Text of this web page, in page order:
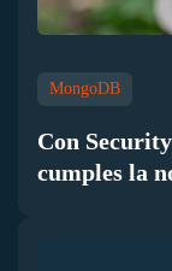
MongoDB
Con
cumples la